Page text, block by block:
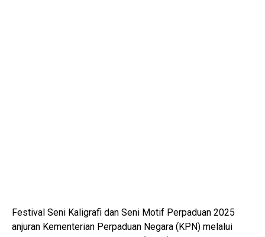
Festival Seni Kaligrafi dan Seni Motif Perpaduan 2025
anjuran Kementerian Perpaduan Negara (KPN) melalui